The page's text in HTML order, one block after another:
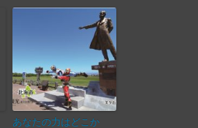
あなたの力はどこか